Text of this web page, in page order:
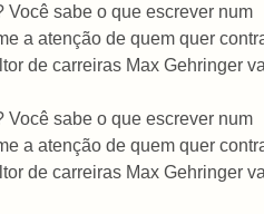
Você sabe o que escrever num
a atenção de quem quer
de carreiras Max Gehringer
Você sabe o que escrever num
a atenção de quem quer
de carreiras Max Gehringer